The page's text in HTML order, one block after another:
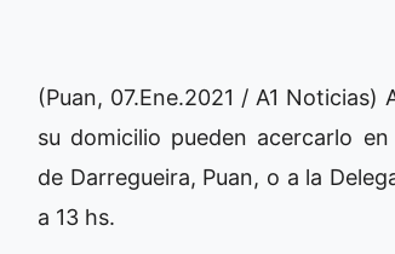
(Puan, 07.Ene.2021 / A1
su domicilio pueden acercarlo
de Darregueira, Puan, o a la
a 13 hs.